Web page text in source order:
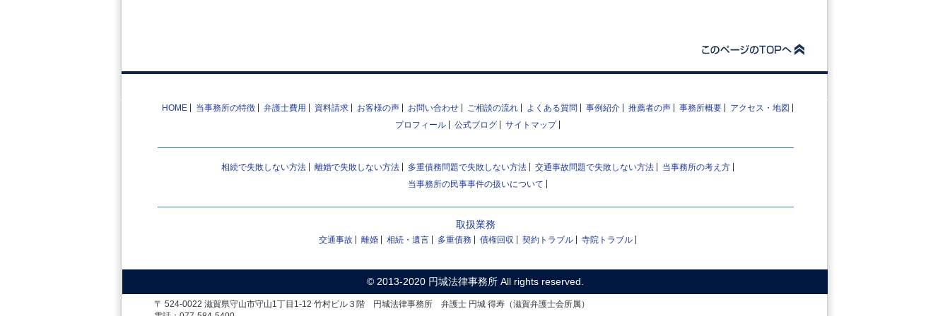
HOME 当事務所の特徴 弁護士費用 資料請求 お客様の声 お問い合わせ ご相談の流れ よくある質問 事例紹介 推薦者の声 事務所概要
アクセス・地図
プロフィール
公式ブログ サイトマップ
相続で失敗しない方法 離婚で失敗しない方法 多重債務問題で失敗しない方法 交通事故問題で失敗しない方法
当事務所の考え方
当事務所の民事事件の扱いについて
取扱業務
交通事故 離婚 相続・遺言 多重債務 債権回収 契約トラブル 寺院トラブル
© 2013-2020 円城法律事務所 All rights reserved.
〒 524-0022 滋賀県守山市守山1丁目1-12 竹村ビル３階 円城法律事務所 弁護士 円城 得寿（滋賀弁護士会所属）